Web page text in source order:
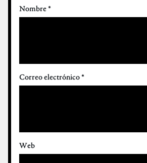
Nombre*
Correo electrónico*
Web